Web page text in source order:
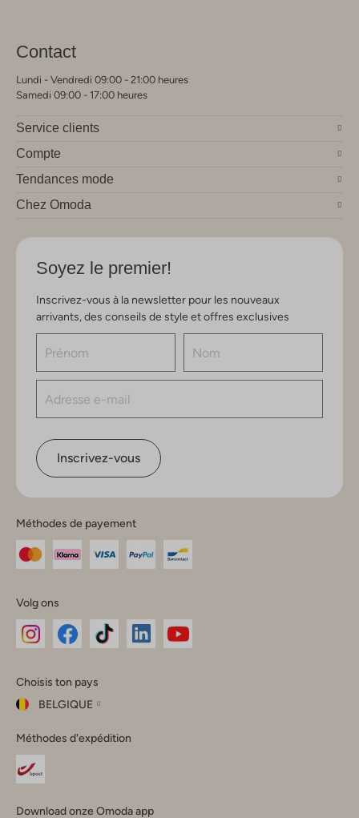
Contact
Lundi - Vendredi 09:00 - 21:00 heures
Samedi 09:00 - 17:00 heures
Service clients
Compte
Tendances mode
Chez Omoda
Soyez le premier!
Inscrivez-vous à la newsletter pour les nouveaux
arrivants, des conseils de style et offres exclusives
Inscrivez-vous
Méthodes de payement
Volg ons
Instagram
Facebook
TikTok
Choisis ton pays
BELGIQUE
ton
pays
Fermer
Méthodes d'expédition
Download onze Omoda app